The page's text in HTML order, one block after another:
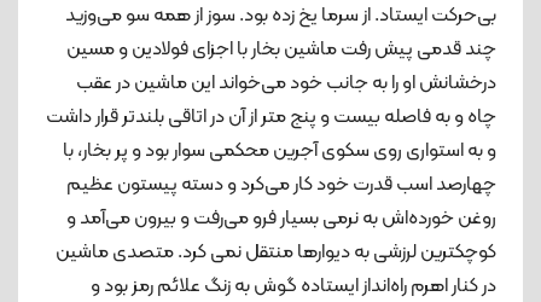
بی‌حرکت ایستاد. از سرما یخ زده بود. سوز از همه سو می‌وزید
چند قدمی پیش رفت ماشین بخار با اجزای فولادین و مسین
درخشانش او را به جانب خود می‌خواند این ماشین در عقب
چاه و به فاصله بیست و پنج متر از آن در اتاقی بلندتر قرار داشت
و به استواری روی سکوی آجرین محکمی سوار بود و پر بخار، با
چهارصد اسب قدرت خود کار می‌کرد و دسته پیستون عظیم
روغن خورده‌اش به نرمی بسیار فرو می‌رفت و بیرون می‌آمد و
کوچکترین لرزشی به دیوارها منتقل نمی کرد. متصدی ماشین
در کنار اهرم راه‌انداز ایستاده گوش به زنگ علائم رمز بود و